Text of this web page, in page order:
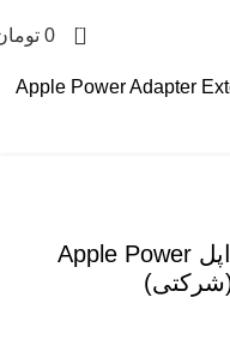
0
0
کابل افزایش طول شارژر اپل Apple Power